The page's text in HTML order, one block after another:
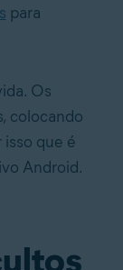
para
Os
colocando
que é
Android.